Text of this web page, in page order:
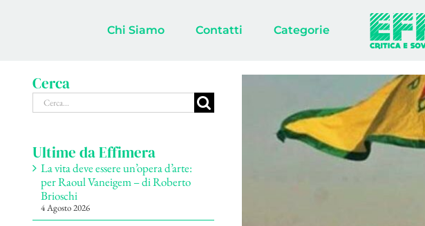
Chi Siamo Contatti Categorie
Cerca
Cerca
per:
Ultime da Effimera
La vita deve essere un’opera d’arte:
per Raoul Vaneigem – di Roberto
Brioschi
4 Agosto 2026